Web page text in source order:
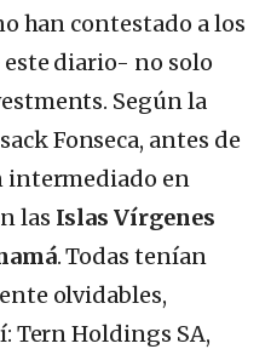
han contestado a los
este diario- no solo
Según la
Fonseca, antes de
intermediado en
las Islas Vírgenes
. Todas tenían
olvidables,
Tern Holdings SA,